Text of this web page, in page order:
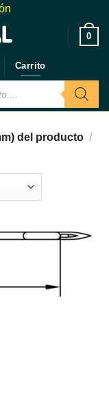
0
Carrito
del producto /